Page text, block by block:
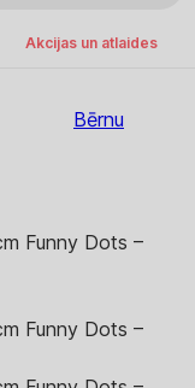
Akcijas un atlaides
Bērnu